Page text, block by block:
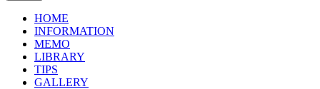
HOME
INFORMATION
MEMO
LIBRARY
TIPS
GALLERY